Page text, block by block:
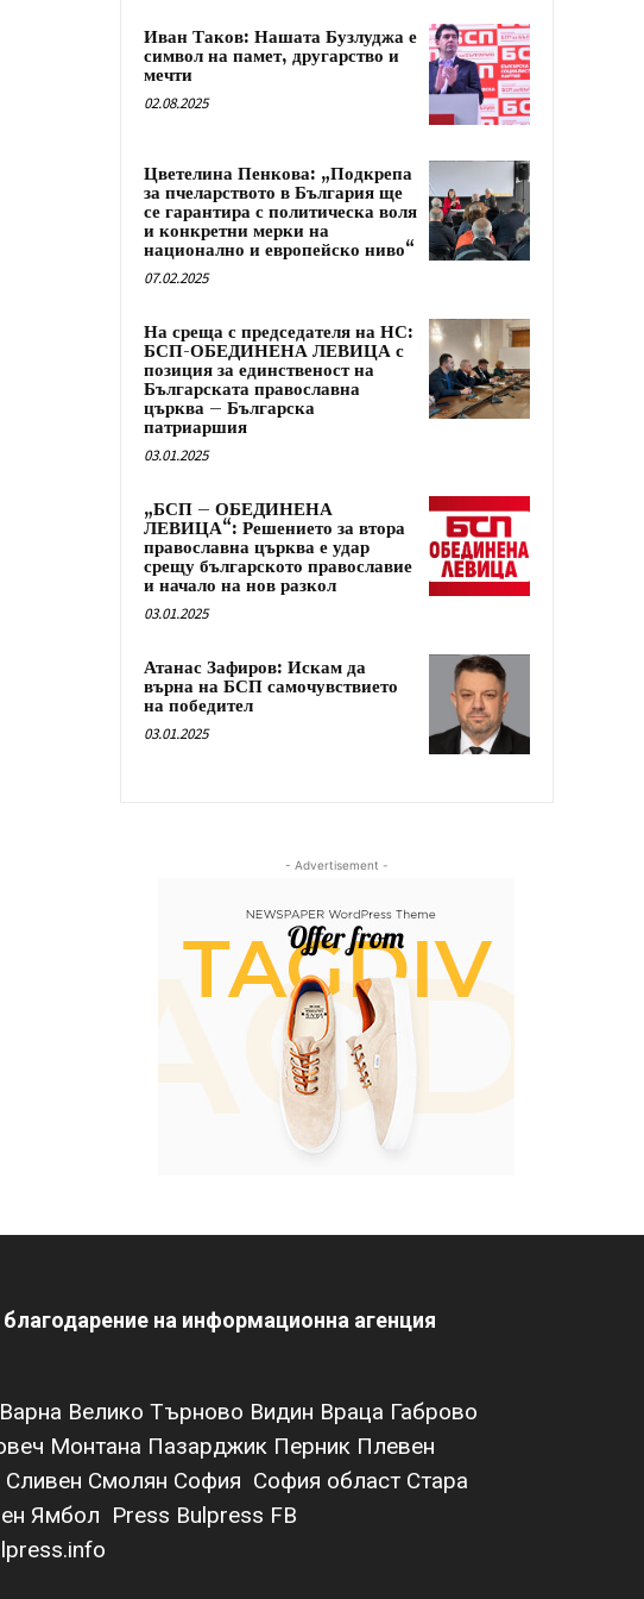
Иван Таков: Нашата Бузлуджа е
символ на памет, другарство и
мечти
02.08.2025
Цветелина Пенкова: „Подкрепа
за пчеларството в България ще
се гарантира с политическа воля
и конкретни мерки на
национално и европейско ниво“
07.02.2025
На среща с председателя на НС:
БСП-ОБЕДИНЕНА ЛЕВИЦА с
позиция за единственост на
Българската православна
църква – Българска
патриаршия
03.01.2025
„БСП – ОБЕДИНЕНА
ЛЕВИЦА“: Решението за втора
православна църква е удар
срещу българското православие
и начало на нов разкол
03.01.2025
Атанас Зафиров: Искам да
върна на БСП самочувствието
на победител
03.01.2025
- Advertisement -
на информационна агенция
Варна Велико Търново Видин Враца Габрово
Монтана Пазарджик Перник Плевен
Сливен Смолян София София област Стара
Ямбол Press Bulpress FB